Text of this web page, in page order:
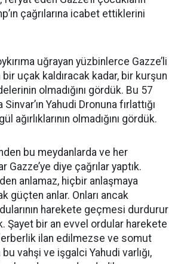
çağrılarına icabet ettiklerini
uğrayan yüzbinlerce Gazze’li
uçak kaldıracak kadar, bir kurşun
olmadığını gördük. Bu 57
Yahudi Dronuna fırlattığı
ağırlıklarının olmadığını gördük.
bu meydanlarda ve her
Gazze’ye diye çağrılar yaptık.
anlamaz, hiçbir anlaşmaya
güçten anlar. Onları ancak
harekete geçmesi durdurur
Şayet bir an evvel ordular harekete
ilan edilmezse ve somut
bu vahşi ve işgalci Yahudi varlığı,